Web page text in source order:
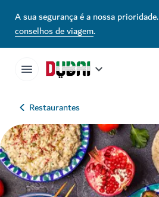
A sua segurança é a nossa prioridade.
conselhos de viagem.
Restaurantes